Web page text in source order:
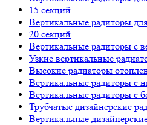
15 секций
Вертикальные радиторы
20 секций
Вертикальные радиторы с
Узкие вертикальные
Высокие радиаторы
Вертикальные радиторы с
Вертикальные радиторы с
Трубчатые дизайнерские
Вертикальные